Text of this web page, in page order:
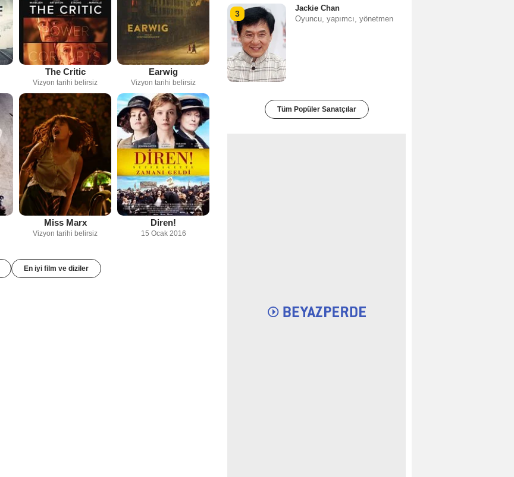
The Critic
Vizyon tarihi belirsiz
Earwig
Vizyon tarihi belirsiz
Miss Marx
Vizyon tarihi belirsiz
Diren!
15 Ocak 2016
En iyi film ve diziler
3
Jackie Chan
Oyuncu, yapımcı, yönetmen
Tüm Popüler Sanatçılar